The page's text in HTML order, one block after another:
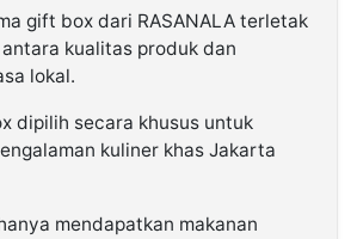
gift box dari RASANALA terletak
kualitas produk dan
lokal.
dipilih secara khusus untuk
kuliner khas Jakarta
mendapatkan makanan